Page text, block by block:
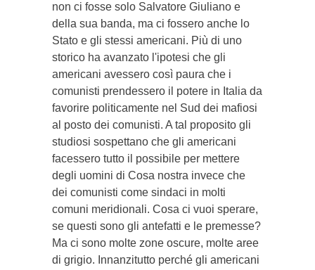
non ci fosse solo Salvatore Giuliano e
della sua banda, ma ci fossero anche lo
Stato e gli stessi americani. Più di uno
storico ha avanzato l'ipotesi che gli
americani avessero così paura che i
comunisti prendessero il potere in Italia da
favorire politicamente nel Sud dei mafiosi
al posto dei comunisti. A tal proposito gli
studiosi sospettano che gli americani
facessero tutto il possibile per mettere
degli uomini di Cosa nostra invece che
dei comunisti come sindaci in molti
comuni meridionali. Cosa ci vuoi sperare,
se questi sono gli antefatti e le premesse?
Ma ci sono molte zone oscure, molte aree
di grigio. Innanzitutto perché gli americani